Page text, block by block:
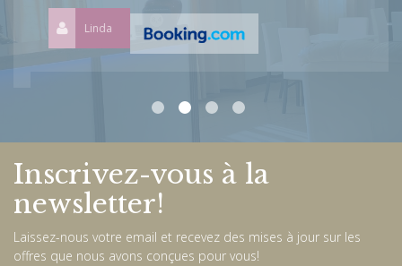
Linda
Inscrivez-vous à la
newsletter!
Laissez-nous votre email et recevez des mises à jour sur les
offres que nous avons conçues pour vous!